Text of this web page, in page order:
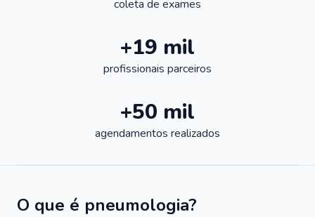
coleta de exames
+19 mil
profissionais parceiros
+50 mil
agendamentos realizados
O que é pneumologia?